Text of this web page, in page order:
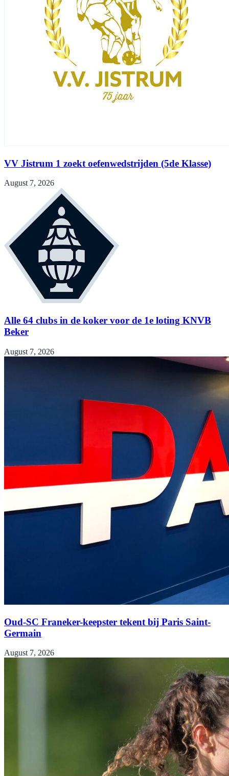
VV Jistrum 1 zoekt oefenwedstrijden (5de Klasse)
August 7, 2026
Alle 64 clubs in de koker voor de 1e loting KNVB
Beker
August 7, 2026
Oud-SC Franeker-keepster tekent bij Paris Saint-
Germain
August 7, 2026